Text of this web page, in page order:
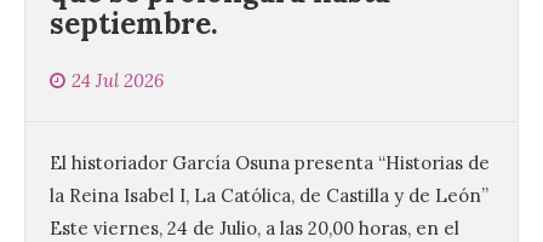
septiembre.
24 Jul 2026
El historiador García Osuna presenta “Historias de
la Reina Isabel I, La Católica, de Castilla y de León”
Este viernes, 24 de Julio, a las 20,00 horas, en el